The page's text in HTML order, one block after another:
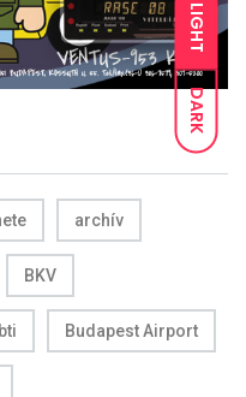
LIGHT
DARK
archív
BKV
bti Budapest Airport